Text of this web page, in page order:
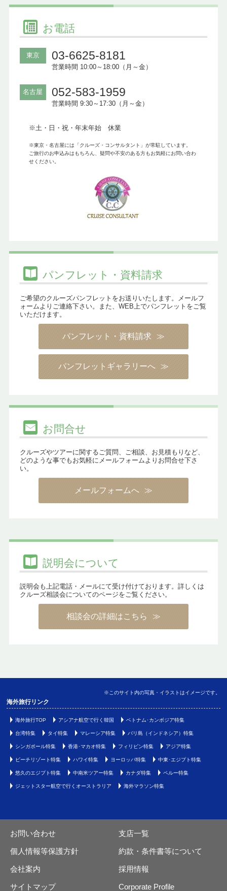
お電話
東京 03-6625-8181
営業時間 10:00～18:00（月～金）
名古屋 052-583-1959
営業時間 9:30～17:30（月～金）
※土・日・祝・年末年始 休業
※東京・名古屋には「クルーズ・コンサルタント」が常駐しています。
ご旅行のお申込みはもちろん、疑問や不安のある方もお気軽にお問い合わ
せください。
パンフレット・資料請求
ご希望のクルーズパンフレットをお送りいたします。メールフ
ォームよりご連絡下さい。また、WEB上でパンフレットをご覧
いただけます。
パンフレット・資料請求
パンフレットギャラリーへ
お問合せ
クルーズやツアーに関するご質問、ご相談、お見積もりなど、
どのような事でもお気軽にメールフォームよりお問合せ下さ
い。
メールフォームへ
説明会について
説明会も上記電話・メールにて受け付けております。詳しくは
クルーズ相談会についてのページをご覧ください。
相談会の詳細はこちら
※このサイト内の写真・イラストはイメージです。
海外旅行リンク
海外旅行TOP アシアナ航空で行く韓国 ベトナム･カンボジア特集
台湾特集 タイ特集 マレーシア特集 バリ島（インドネシア）特集
シンガポール特集 香港･マカオ特集 フィリピン特集 アジア特集
ビーチリゾート特集 ハワイ特集 ヨーロッパ特集 中東･エジプト特集
悠久のエジプト特集 中南米ツアー特集 カナダ特集 ペルー特集
ジェットスター航空で行くオーストラリア 海外マラソン特集
お問い合わせ 支店一覧
個人情報等保護方針 約款・条件書等について
会社案内 採用情報
サイトマップ Corporate Profile